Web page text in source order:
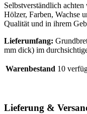
Selbstverständlich
Hölzer, Farben, Wachse
Qualität und in ihrem
Lieferumfang:
mm dick) im
Warenbestand 10
Lieferung &